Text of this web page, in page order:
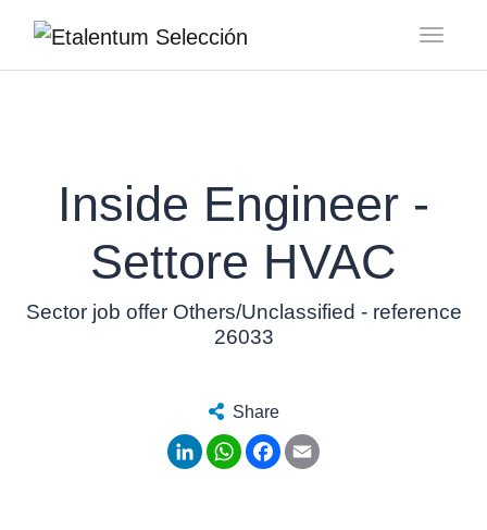
Inside Engineer -
Settore HVAC
Sector job offer Others/Unclassified - reference
26033
Share
LinkedInWhatsApp
Facebook